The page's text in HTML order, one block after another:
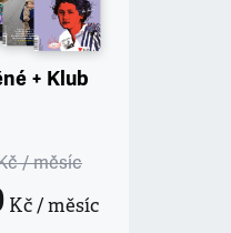
+ Klub
/ měsíc
Kč / měsíc